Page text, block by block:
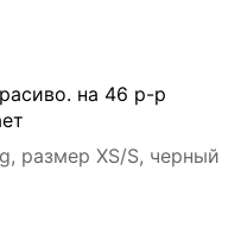
на 46 р-р
размер XS/S, черный